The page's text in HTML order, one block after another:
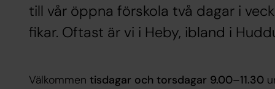
till vår öppna förskola två dagar i
fikar. Oftast är vi i Heby, ibland i
Välkommen tisdagar och torsdagar 9.00–11.30